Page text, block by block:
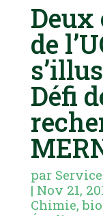
de
Défi
par
| Nov 21,
Chimie,